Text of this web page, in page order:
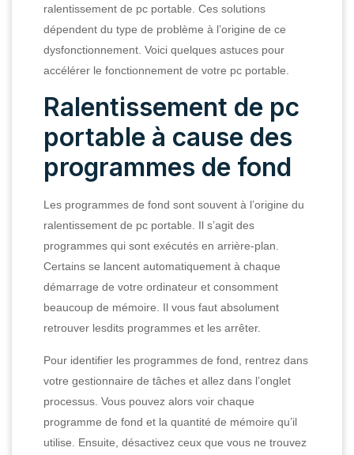
ralentissement de pc portable. Ces solutions
dépendent du type de problème à l’origine de ce
dysfonctionnement. Voici quelques astuces pour
accélérer le fonctionnement de votre pc portable.
Ralentissement de pc
portable à cause des
programmes de fond
Les programmes de fond sont souvent à l’origine du
ralentissement de pc portable. Il s’agit des
programmes qui sont exécutés en arrière-plan.
Certains se lancent automatiquement à chaque
démarrage de votre ordinateur et consomment
beaucoup de mémoire. Il vous faut absolument
retrouver lesdits programmes et les arrêter.
Pour identifier les programmes de fond, rentrez dans
votre gestionnaire de tâches et allez dans l’onglet
processus. Vous pouvez alors voir chaque
programme de fond et la quantité de mémoire qu’il
utilise. Ensuite, désactivez ceux que vous ne trouvez